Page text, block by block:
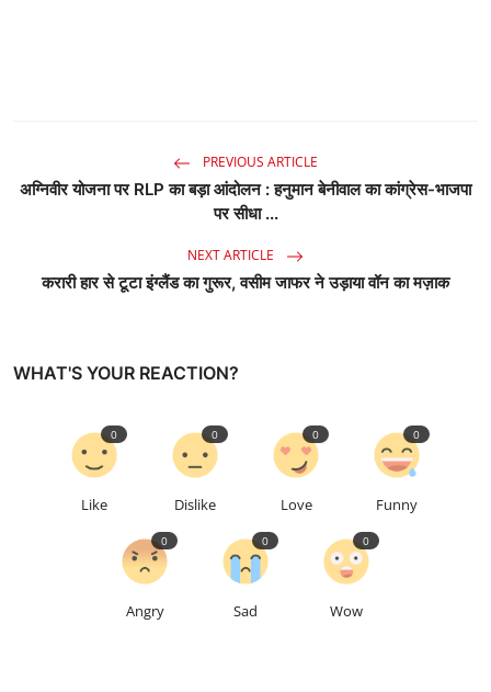
PREVIOUS ARTICLE
अग्निवीर योजना पर RLP का बड़ा आंदोलन : हनुमान बेनीवाल का कांग्रेस-भाजपा
पर सीधा ...
NEXT ARTICLE
करारी हार से टूटा इंग्लैंड का गुरूर, वसीम जाफर ने उड़ाया वॉन का मज़ाक
WHAT'S YOUR REACTION?
Like
0
Dislike
0
Love
0
Funny
0
Angry
0
Sad
0
Wow
0